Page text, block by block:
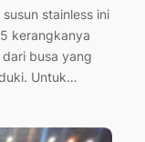
stainless ini
kerangkanya
busa yang
Untuk…